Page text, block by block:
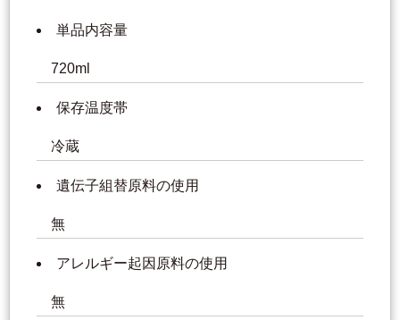
単品内容量
720ml
保存温度帯
冷蔵
遺伝子組替原料の使用
無
アレルギー起因原料の使用
無